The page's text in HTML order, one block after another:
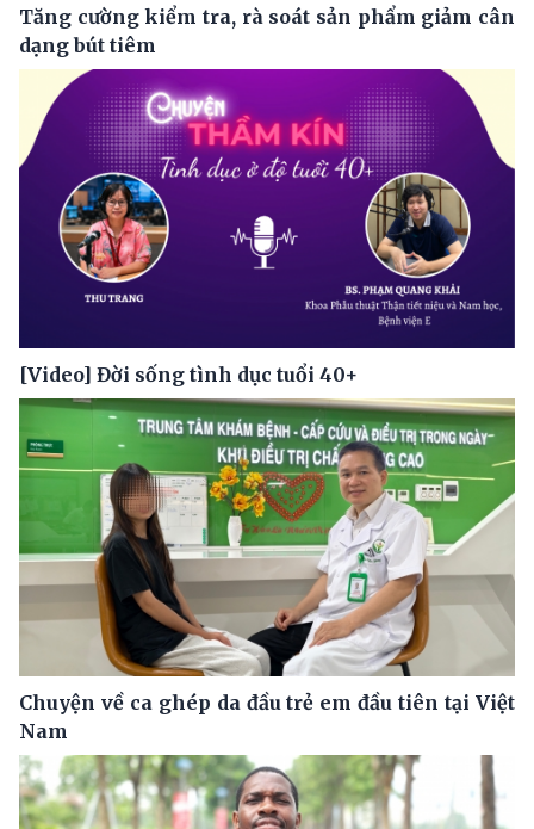
Tăng cường kiểm tra, rà soát sản phẩm giảm cân
dạng bút tiêm
[Video] Đời sống tình dục tuổi 40+
Chuyện về ca ghép da đầu trẻ em đầu tiên tại Việt
Nam